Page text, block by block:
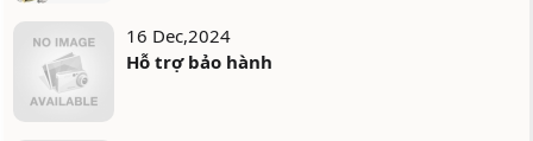
16 Dec,2024
Hỗ trợ bảo hành